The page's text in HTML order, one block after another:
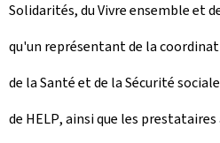
e
l
e
Solidarités, du Vivre ensemble et
qu'un représentant de la
de la Santé et de la Sécurité
de HELP, ainsi que les prestataires